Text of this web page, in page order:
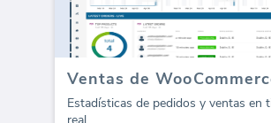
Ventas de
Estadísticas de pedidos y ventas en
real